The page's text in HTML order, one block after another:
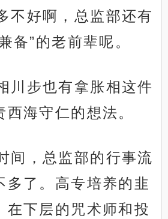
不好啊，总监部还有
备”的老前辈呢。
川步也有拿胀相这件
海守仁的想法。
间，总监部的行事流
多了。高专培养的韭
在下层的咒术师和投